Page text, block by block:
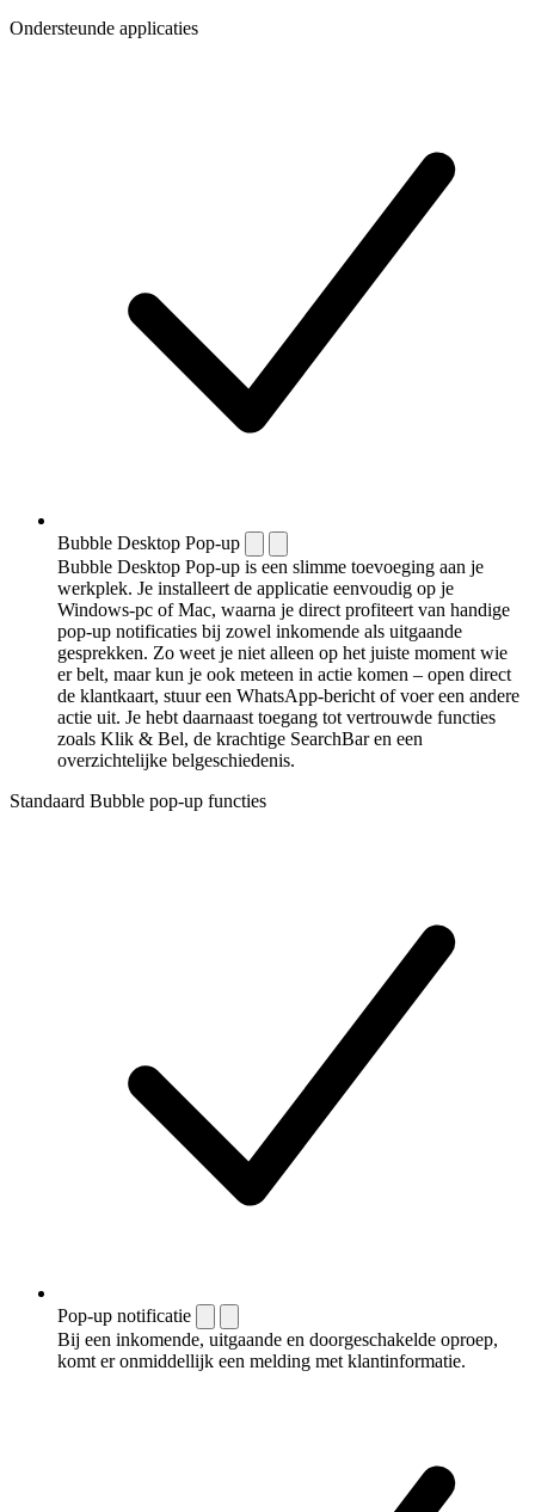
Ondersteunde applicaties
Bubble Desktop Pop-up
Bubble Desktop Pop-up is een slimme toevoeging aan je
werkplek. Je installeert de applicatie eenvoudig op je
Windows-pc of Mac, waarna je direct profiteert van handige
pop-up notificaties bij zowel inkomende als uitgaande
gesprekken. Zo weet je niet alleen op het juiste moment wie
er belt, maar kun je ook meteen in actie komen – open direct
de klantkaart, stuur een WhatsApp-bericht of voer een andere
actie uit. Je hebt daarnaast toegang tot vertrouwde functies
zoals Klik & Bel, de krachtige SearchBar en een
overzichtelijke belgeschiedenis.
Standaard Bubble pop-up functies
Pop-up notificatie
Bij een inkomende, uitgaande en doorgeschakelde oproep,
komt er onmiddellijk een melding met klantinformatie.